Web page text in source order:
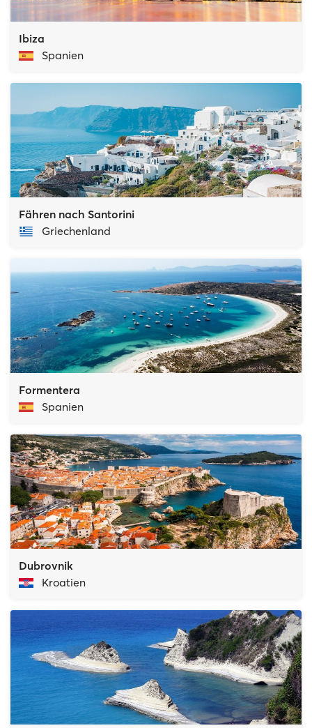
Ibiza
Spanien
Fähren nach Santorini
Griechenland
Formentera
Spanien
Dubrovnik
Kroatien